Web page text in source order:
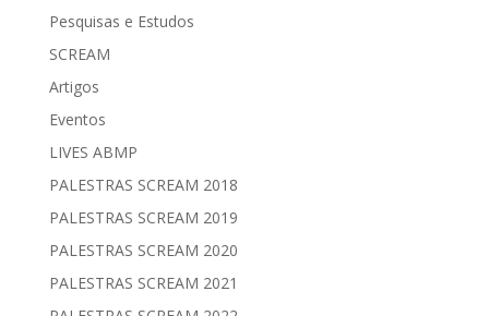
Pesquisas e Estudos
SCREAM
Artigos
Eventos
LIVES ABMP
PALESTRAS SCREAM 2018
PALESTRAS SCREAM 2019
PALESTRAS SCREAM 2020
PALESTRAS SCREAM 2021